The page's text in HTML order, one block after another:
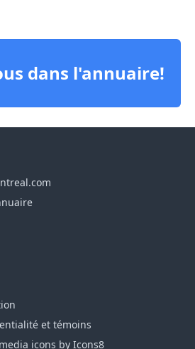
dans l'annuaire!
et témoins
icons by Icons8